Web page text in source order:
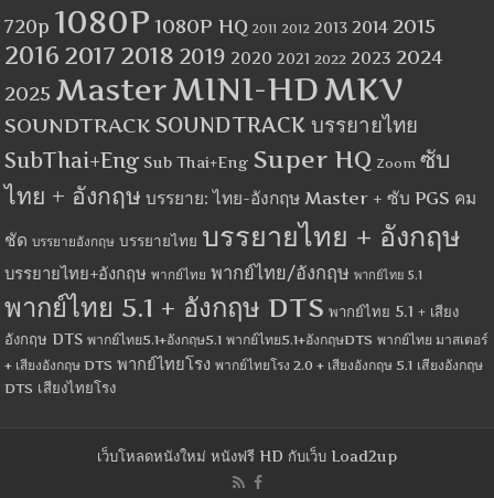
720p 1080P 1080P HQ 2011 2012 2013 2014 2015
2016 2017 2018 2019 2020 2021 2022 2023 2024
2025 MasterMINI-HDMKV
SOUNDTRACK SOUNDTRACK บรรยายไทย
SubThai+Eng Sub Thai+Eng Super HQ Zoom ซับ
ไทย + อังกฤษ บรรยาย: ไทย-อังกฤษ Master + ซับ PGS คม
ชัด บรรยายอังกฤษ บรรยายไทย บรรยายไทย + อังกฤษ
บรรยายไทย+อังกฤษ พากย์ไทย พากย์ไทย/อังกฤษ พากย์ไทย 5.1
พากย์ไทย 5.1 + อังกฤษ DTS พากย์ไทย 5.1 + เสียง
อังกฤษ DTS พากย์ไทย5.1+อังกฤษ5.1 พากย์ไทย5.1+อังกฤษDTS พากย์ไทย มาสเตอร์
+ เสียงอังกฤษ DTS พากย์ไทยโรง พากย์ไทยโรง 2.0 + เสียงอังกฤษ 5.1 เสียงอังกฤษ
DTS เสียงไทยโรง
เว็บโหลดหนังใหม่ หนังฟรี HD กับเว็บ Load2up